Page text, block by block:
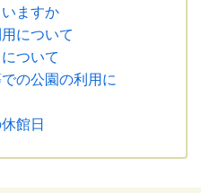
ますか
について
ついて
の公園の利用に
館日